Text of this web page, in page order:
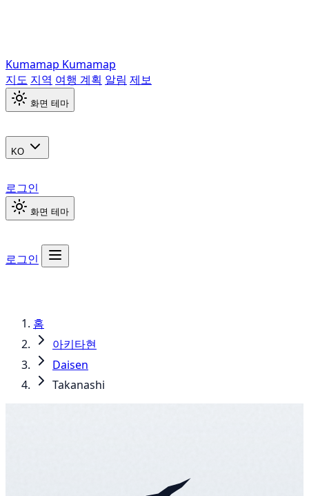
Kumamap Kumamap
지도 지역 여행 계획 알림 제보
화면 테마
KO
로그인
화면 테마
로그인
홈
아키타현
Daisen
Takanashi